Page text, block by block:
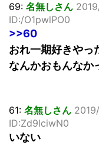
69: 名無しさん
ID:/O1pwlPO0
>>60
おれ一期好きやっ
なんかおもんなか
61: 名無しさん
ID:Zd9lciwN0
いない